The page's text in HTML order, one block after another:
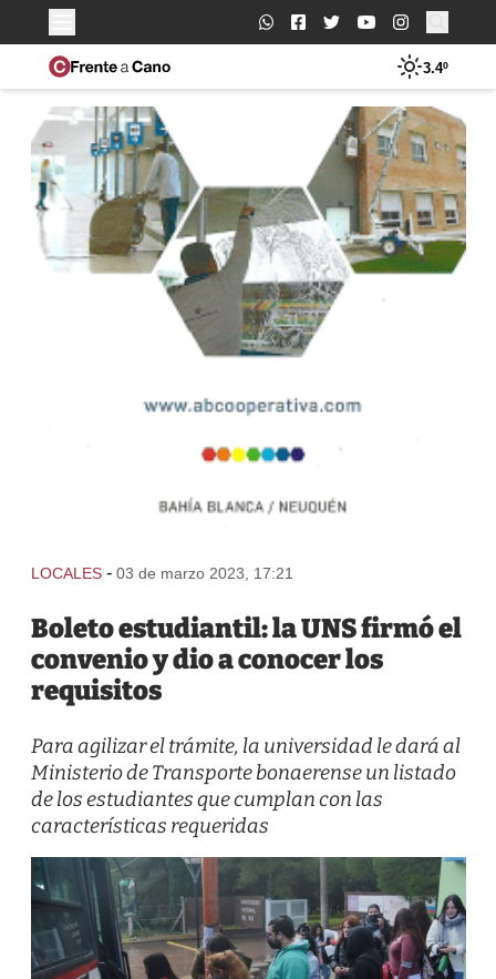
Buscar:
3.4º
LOCALES - 03 de marzo 2023, 17:21
Boleto estudiantil: la UNS firmó el
convenio y dio a conocer los
requisitos
Para agilizar el trámite, la universidad le dará al
Ministerio de Transporte bonaerense un listado
de los estudiantes que cumplan con las
características requeridas